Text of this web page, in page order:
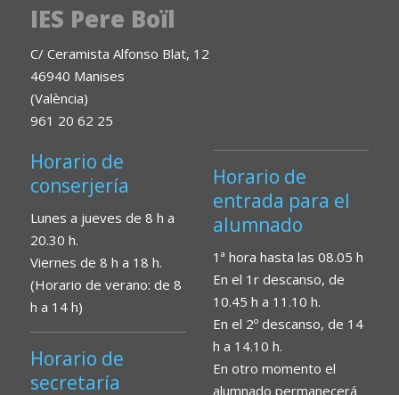
IES Pere Boïl
C/ Ceramista Alfonso Blat, 12
46940 Manises
(València)
961 20 62 25
Horario de
conserjería
Lunes a jueves de 8 h a
20.30 h.
Viernes de 8 h a 18 h.
(Horario de verano: de 8
h a 14 h)
Horario de
secretaría
Horario de
entrada para el
alumnado
1ª hora hasta las 08.05 h
En el 1r descanso, de
10.45 h a 11.10 h.
En el 2º descanso, de 14
h a 14.10 h.
En otro momento el
alumnado permanecerá